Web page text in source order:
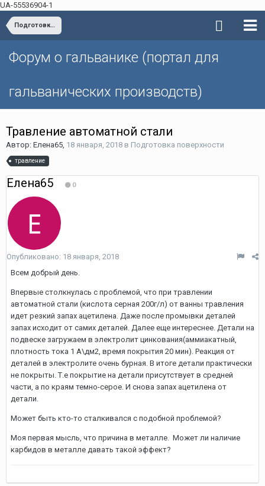
UA-55536904-1
Подготовка поверхности
Форум о гальванике (портал для
гальванических производств)
Травление автоматной стали
Автор: Елена65, 18 января, 2018 в Подготовка поверхности
травление
Елена65 0
Опубликовано: 18 января, 2018
Всем добрый день.
Впервые столкнулась с проблемой, что при травлении
автоматной стали (кислота серная 200г/л) от ванны травления
идет резкий запах ацетилена. Даже после промывки деталей
запах исходит от самих деталей. Далее еще интереснее. Детали на
подвеске загружаем в электролит цинкования(аммиакатный,
плотность тока 1 А\дм2, время покрытия 20 мин). Реакция от
деталей в электролите очень бурная. В итоге детали практически
не покрыты. Т.е покрытие на детали присутствует в средней
части, а по краям темно-серое. И снова запах ацетилена от
детали.
Может быть кто-то сталкивался с подобной проблемой?
Моя первая мысль, что причина в металле. Может ли наличие
карбидов в металле давать такой эффект?